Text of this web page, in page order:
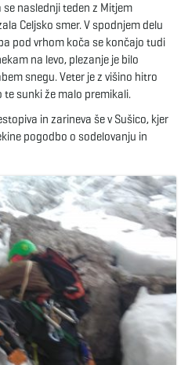
naslednji teden z Mitjem
Celjsko smer. V spodnjem delu
pod vrhom koča se končajo tudi
na levo, plezanje je bilo
snegu. Veter je z višino hitro
te sunki že malo premikali.
in zarineva še v Sušico, kjer
pogodbo o sodelovanju in